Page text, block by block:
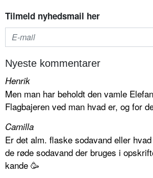
Tilmeld nyhedsmail her
Nyeste kommentarer
Henrik
Men man har beholdt den vamle
Flagbajeren ved man hvad er, og for
Camilla
Er det alm. flaske sodavand eller
de røde sodavand der bruges i
kande 🥳